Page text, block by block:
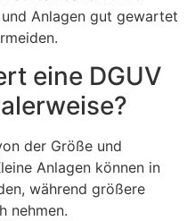
Anlagen gut gewartet
eine DGUV
der Größe und
Anlagen können in
während größere
nehmen.